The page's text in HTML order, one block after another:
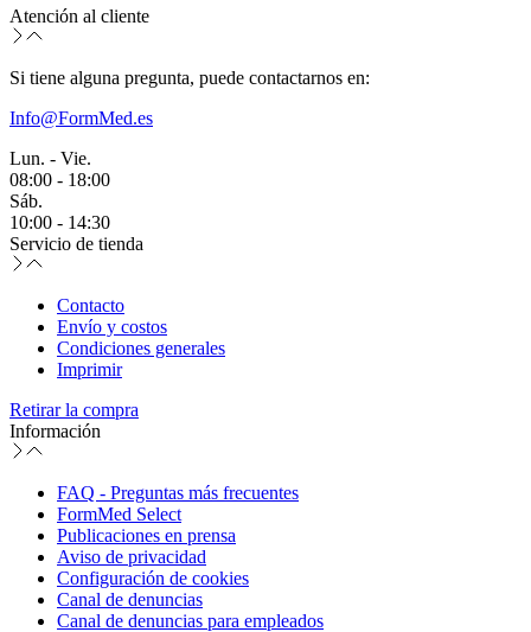
Atención al cliente
Si tiene alguna pregunta, puede contactarnos en:
Info@FormMed.es
Lun. - Vie.
08:00 - 18:00
Sáb.
10:00 - 14:30
Servicio de tienda
Contacto
Envío y costos
Condiciones generales
Imprimir
Retirar la compra
Información
FAQ - Preguntas más frecuentes
FormMed Select
Publicaciones en prensa
Aviso de privacidad
Configuración de cookies
Canal de denuncias
Canal de denuncias para empleados